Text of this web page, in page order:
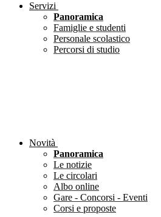
Servizi
Panoramica
Famiglie e studenti
Personale scolastico
Percorsi di studio
Novità
Panoramica
Le notizie
Le circolari
Albo online
Gare - Concorsi - Eventi
Corsi e proposte